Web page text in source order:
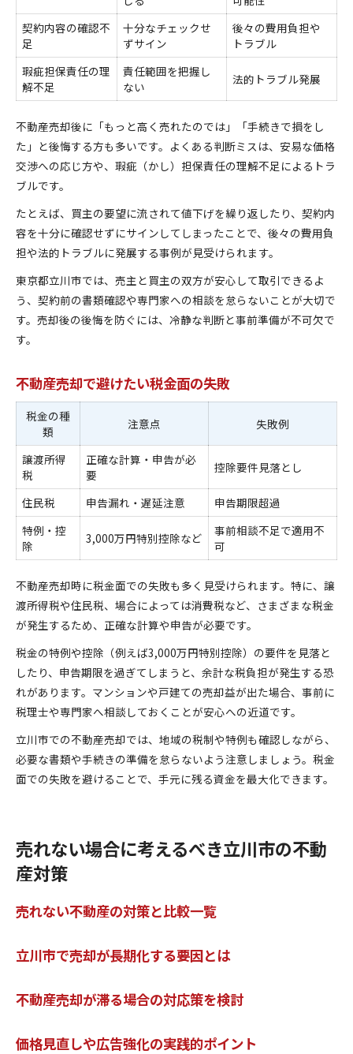
契約内容の確認不
足
十分なチェックせ
ずサイン
後々の費用負担や
トラブル
瑕疵担保責任の理
解不足
責任範囲を把握し
ない
法的トラブル発展
不動産売却後に「もっと高く売れたのでは」「手続きで損をし
た」と後悔する方も多いです。よくある判断ミスは、安易な価格
交渉への応じ方や、瑕疵（かし）担保責任の理解不足によるトラ
ブルです。
たとえば、買主の要望に流されて値下げを繰り返したり、契約内
容を十分に確認せずにサインしてしまったことで、後々の費用負
担や法的トラブルに発展する事例が見受けられます。
東京都立川市では、売主と買主の双方が安心して取引できるよ
う、契約前の書類確認や専門家への相談を怠らないことが大切で
す。売却後の後悔を防ぐには、冷静な判断と事前準備が不可欠で
す。
不動産売却で避けたい税金面の失敗
税金の種
類
注意点 失敗例
譲渡所得
税
正確な計算・申告が必
要
控除要件見落とし
住民税 申告漏れ・遅延注意
申告期限超過
特例・控
除
3,000万円特別控除など
事前相談不足で適用不
可
不動産売却時に税金面での失敗も多く見受けられます。特に、譲
渡所得税や住民税、場合によっては消費税など、さまざまな税金
が発生するため、正確な計算や申告が必要です。
税金の特例や控除（例えば3,000万円特別控除）の要件を見落と
したり、申告期限を過ぎてしまうと、余計な税負担が発生する恐
れがあります。マンションや戸建ての売却益が出た場合、事前に
税理士や専門家へ相談しておくことが安心への近道です。
立川市での不動産売却では、地域の税制や特例も確認しながら、
必要な書類や手続きの準備を怠らないよう注意しましょう。税金
面での失敗を避けることで、手元に残る資金を最大化できます。
売れない場合に考えるべき立川市の不動
産対策
売れない不動産の対策と比較一覧
立川市で売却が長期化する要因とは
不動産売却が滞る場合の対応策を検討
価格見直しや広告強化の実践的ポイント